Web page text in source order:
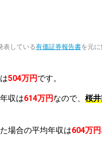
している有価証券報告書を元に
504万円 です。
収は614万円 なので、 桜
場合の平均年収は604万円